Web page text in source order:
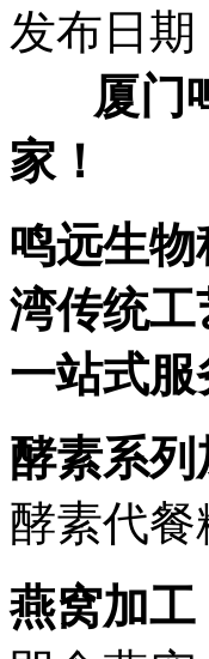
发布日期
厦门
家！
鸣远生
湾传统
一站式服
酵素系列
酵素代餐
燕窝加工